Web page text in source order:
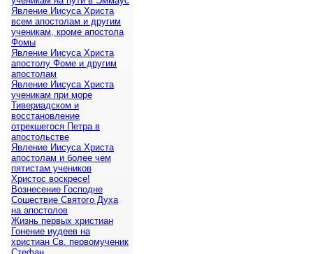
Явление Иисуса Христа
всем апостолам и другим
ученикам, кроме апостола
Фомы
Явление Иисуса Христа
апостолу Фоме и другим
апостолам
Явление Иисуса Христа
ученикам при море
Тивериадском и
восстановление
отрекшегося Петра в
апостольстве
Явление Иисуса Христа
апостолам и более чем
пятистам учеников
Христос воскресе!
Вознесение Господне
Сошествие Святого Духа
на апостолов
Жизнь первых христиан
Гонение иудеев на
христиан Св. первомученик